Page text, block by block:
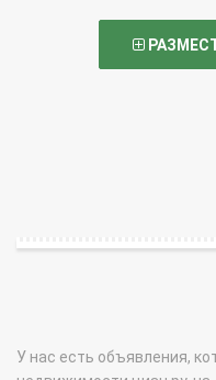
У нас есть объявления,